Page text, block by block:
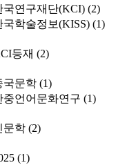
국연구재단(KCI) (2)
국학술정보(KISS) (1)
등재 (2)
국문학 (1)
중언어문화연구 (1)
문학 (2)
(1)